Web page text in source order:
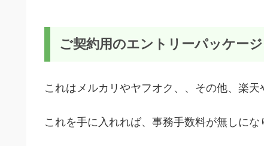
ご契約用のエントリーパッケージ
これはメルカリやヤフオク、、その他、楽天
これを手に入れれば、事務手数料が無しにな